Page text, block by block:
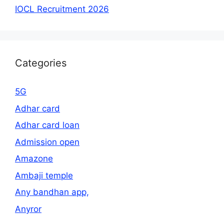
IOCL Recruitment 2026
Categories
5G
Adhar card
Adhar card loan
Admission open
Amazone
Ambaji temple
Any bandhan app,
Anyror